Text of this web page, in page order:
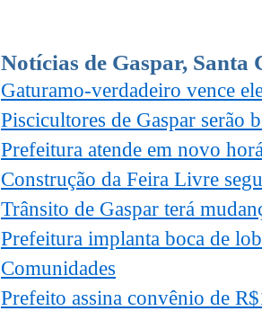
Notícias de Gaspar, Santa
Gaturamo-verdadeiro vence
Piscicultores de Gaspar serão
Prefeitura atende em novo
Construção da Feira Livre
Trânsito de Gaspar terá
Prefeitura implanta boca de
Comunidades
Prefeito assina convênio de